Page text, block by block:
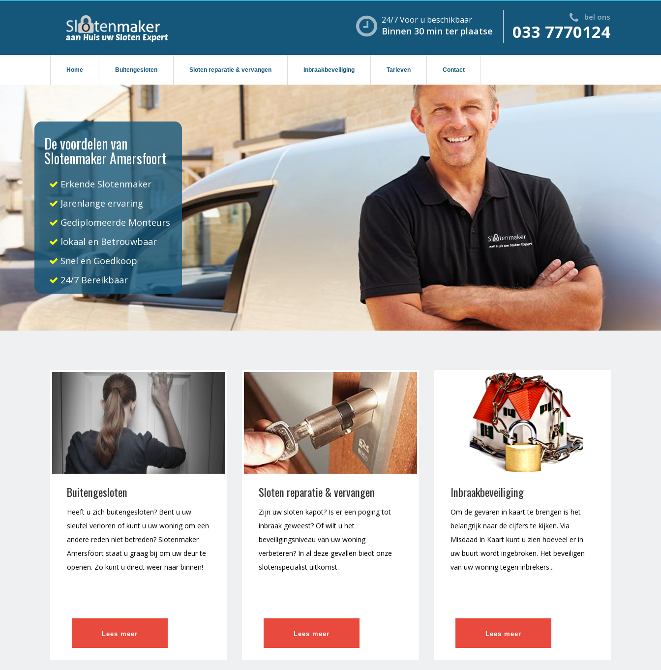
24/7 Voor u beschikbaar
Binnen 30 min ter plaatse
bel ons
033 7770124
Home Buitengesloten Sloten reparatie & vervangen Inbraakbeveiliging Tarieven Contact
De voordelen van
Slotenmaker Amersfoort
Erkende Slotenmaker
Jarenlange ervaring
Gediplomeerde Monteurs
lokaal en Betrouwbaar
Snel en Goedkoop
24/7 Bereikbaar
Buitengesloten
Heeft u zich buitengesloten? Bent u uw
sleutel verloren of kunt u uw woning om een
andere reden niet betreden? Slotenmaker
Amersfoort staat u graag bij om uw deur te
openen. Zo kunt u direct weer naar binnen!
Lees meer
Sloten reparatie & vervangen
Zijn uw sloten kapot? Is er een poging tot
inbraak geweest? Of wilt u het
beveiligingsniveau van uw woning
verbeteren? In al deze gevallen biedt onze
slotenspecialist uitkomst.
Lees meer
Inbraakbeveiliging
Om de gevaren in kaart te brengen is het
belangrijk naar de cijfers te kijken. Via
Misdaad in Kaart kunt u zien hoeveel er in
uw buurt wordt ingebroken. Het beveiligen
van uw woning tegen inbrekers...
Lees meer